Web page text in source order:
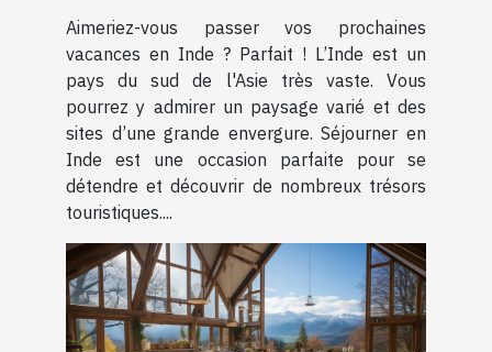
Aimeriez-vous passer vos prochaines
vacances en Inde ? Parfait ! L’Inde est un
pays du sud de l'Asie très vaste. Vous
pourrez y admirer un paysage varié et des
sites d’une grande envergure. Séjourner en
Inde est une occasion parfaite pour se
détendre et découvrir de nombreux trésors
touristiques....